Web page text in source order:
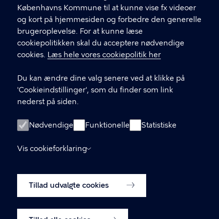
Københavns Kommune til at kunne vise fx videoer
og kort på hjemmesiden og forbedre den generelle
brugeroplevelse. For at kunne læse
cookiepolitikken skal du acceptere nødvendige
cookies. Læs hele vores cookiepolitik her
Du kan ændre dine valg senere ved at klikke på
'Cookieindstillinger', som du finder som link
nederst på siden.
Nødvendige Funktionelle Statistiske
Vis cookieforklaring
Tillad udvalgte cookies
KONTAKT
Børne- og ungdomsforvaltningen
LINKS
Login som leverandør
Oprettelse af leverandør-konto
Cookiepolitik
Cookieindstillinger